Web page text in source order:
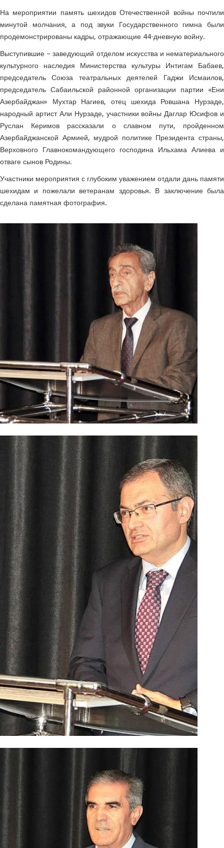
На мероприятии память шехидов Отечественной войны почтили
минутой молчания, а под звуки Государственного гимна были
продемонстрированы кадры, отражающие 44-дневную войну.
Выступившие – заведующий отделом искусства и нематериального
культурного наследия Министерства культуры Интигам Бабаев,
председатель Союза театральных деятелей Гаджи Исмаилов,
председатель Сабаильской районной организации партии «Ени
Азербайджан» Мухтар Нагиев, отец шехида Ровшана Нурзаде,
народный артист Али Нурзаде, участники войны Даглар Юсифов и
Руслан Керимов рассказали о славном пути, пройденном
Азербайджанской Армией, мудрой политике Президента страны,
Верховного Главнокомандующего господина Ильхама Алиева и
отваге сынов Родины.
Участники мероприятия с глубоким уважением отдали дань памяти
шехидам и пожелали ветеранам здоровья.
В заключение была
сделана памятная фотография.